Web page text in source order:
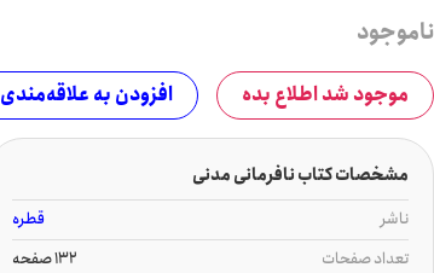
ناموجود
موجود شد اطلاع بده افزودن به علاقه‌مندی
مشخصات کتاب نافرمانی مدنی
ناشر
قطره
تعداد صفحات
132 صفحه